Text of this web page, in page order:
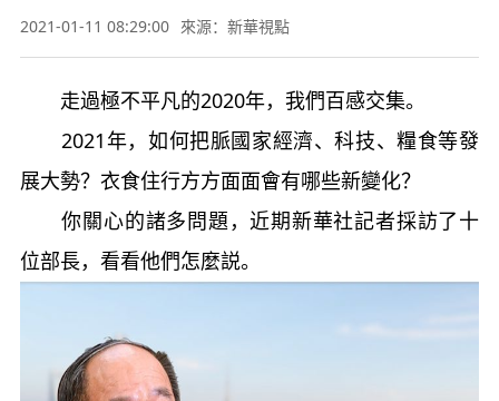
2021-01-11 08:29:00 來源：新華視點
走過極不平凡的2020年，我們百感交集。
2021年，如何把脈國家經濟、科技、糧食等發
展大勢？衣食住行方方面面會有哪些新變化？
你關心的諸多問題，近期新華社記者採訪了十
位部長，看看他們怎麼説。